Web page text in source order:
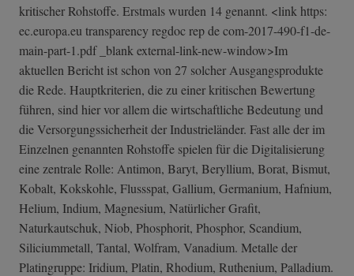
kritischer Rohstoffe. Erstmals wurden 14 genannt. <link https:
ec.europa.eu transparency regdoc rep de com-2017-490-f1­-de-
main-part-1­.pdf _blank external-link-new-window>Im
aktuellen Bericht ist schon von 27 solcher Ausgangsprodukte
die Rede. Hauptkriterien, die zu einer kritischen Bewertung
führen, sind hier vor allem die wirtschaftliche Bedeutung und
die Versorgungssicherheit der Industrieländer. Fast alle der im
Einzelnen genannten Rohstoffe spielen für die Digitalisierung
eine zentrale Rolle: Antimon, Baryt, Beryllium, Borat, Bismut,
Kobalt, Kokskohle, Flussspat, Gallium, Germanium, Hafnium,
Helium, Indium, Magnesium, Natürlicher Grafit,
Naturkautschuk, Niob, Phosphorit, Phosphor, Scandium,
Siliciummetall, Tantal, Wolfram, Vanadium. Metalle der
Platingruppe: Iridium, Platin, Rhodium, Ruthenium, Palladium.